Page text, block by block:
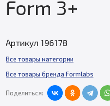
Form 3+
Артикул 196178
Все товары категории
Все товары бренда Formlabs
Поделиться: